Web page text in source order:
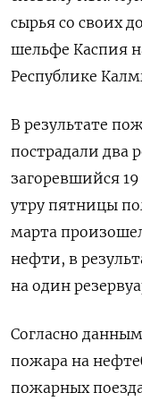
сырья со своих
шельфе Каспия
Республике
В результате
пострадали два
загоревшийся
утру пятницы
марта
нефти, в
на один
Согласно
пожара на
пожарных